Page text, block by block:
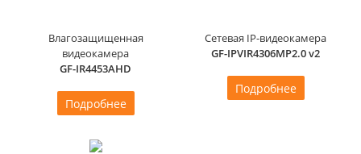
Влагозащищенная
видеокамера
GF-IR4453AHD
Подробнее
Сетевая IP-видеокамера
GF-IPVIR4306MP2.0 v2
Подробнее